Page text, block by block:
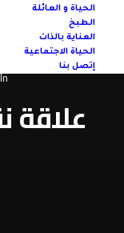
الحياة و العائلة
الطبخ
العناية بالذات
الحياة الاجتماعية
إتصل بنا
In